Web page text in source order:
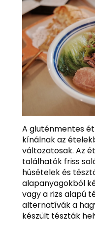
A gluténmentes
kínálnak az
változatosak. Az
találhatók friss
húsételek és
alapanyagokból
vagy a rizs alapú
alternatívák a
készült tészták